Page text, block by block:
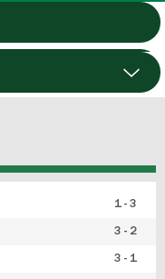
1 - 3
3 - 2
3 - 1